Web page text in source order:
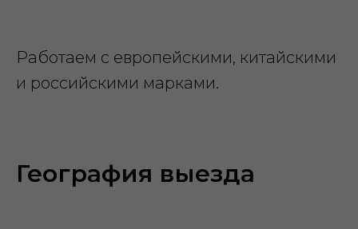
Работаем с европейскими, китайскими
и российскими марками.
География выезда